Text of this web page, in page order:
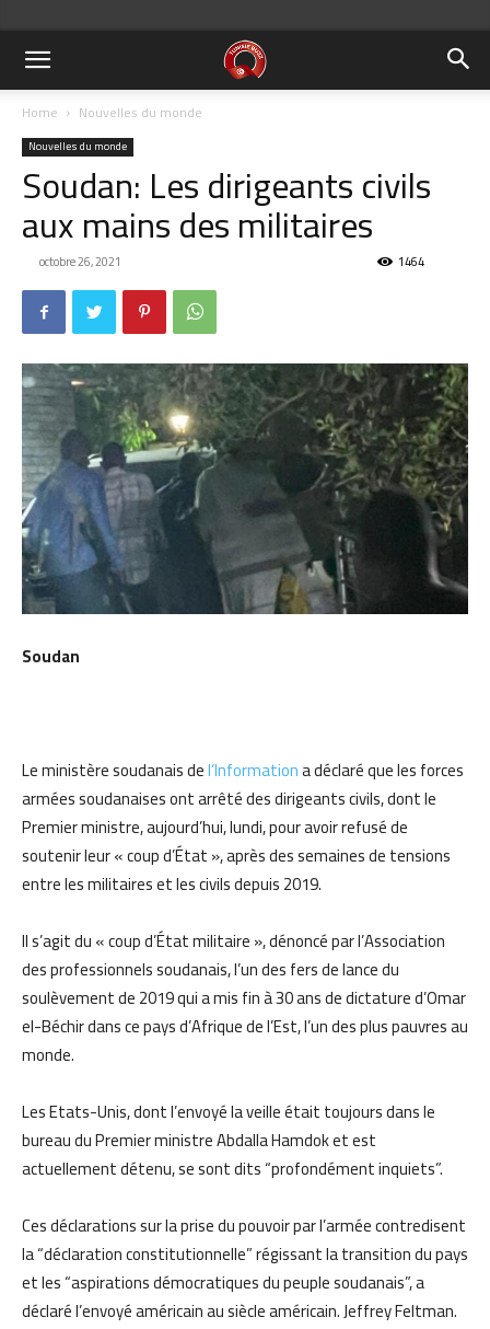
Home Nouvelles du monde
Nouvelles du monde
Soudan: Les dirigeants civils
aux mains des militaires
octobre 26, 2021 1464
Soudan
Le ministère soudanais del’Informationa déclaré que les forces
armées soudanaises ont arrêté des dirigeants civils, dont le
Premier ministre, aujourd’hui, lundi, pour avoir refusé de
soutenir leur « coup d’État », après des semaines de tensions
entre les militaires et les civils depuis 2019.
Il s’agit du « coup d’État militaire », dénoncé par l’Association
des professionnels soudanais, l’un des fers de lance du
soulèvement de 2019 qui a mis fin à 30 ans de dictature d’Omar
el-Béchir dans ce pays d’Afrique de l’Est, l’un des plus pauvres au
monde.
Les Etats-Unis, dont l’envoyé la veille était toujours dans le
bureau du Premier ministre Abdalla Hamdok et est
actuellement détenu, se sont dits “profondément inquiets”.
Ces déclarations sur la prise du pouvoir par l’armée contredisent
la “déclaration constitutionnelle” régissant la transition du pays
et les “aspirations démocratiques du peuple soudanais”, a
déclaré l’envoyé américain au siècle américain. Jeffrey Feltman.